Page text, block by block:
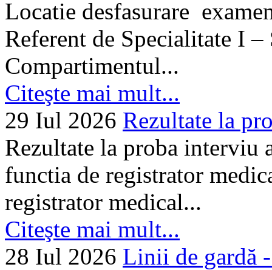
Locatie desfasurare
Referent de Specialitate I
Compartimentul...
Citeşte mai mult...
29 Iul 2026 Rezultate la
Rezultate la proba interviu
functia de registrator
registrator medical...
Citeşte mai mult...
28 Iul 2026 Linii de gardă